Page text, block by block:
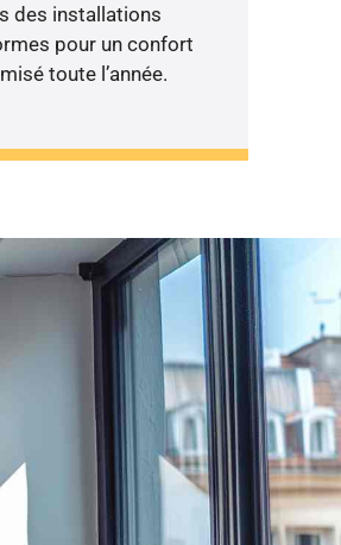
des installations
pour un confort
toute l’année.